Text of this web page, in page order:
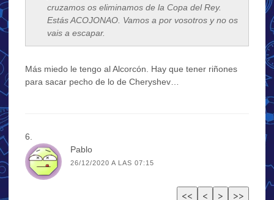
cruzamos os eliminamos de la Copa del Rey.
Estás ACOJONAO. Vamos a por vosotros y no os
vais a escapar.
Más miedo le tengo al Alcorcón. Hay que tener riñones
para sacar pecho de lo de Cheryshev…
Pablo
26/12/2020 A LAS 07:15